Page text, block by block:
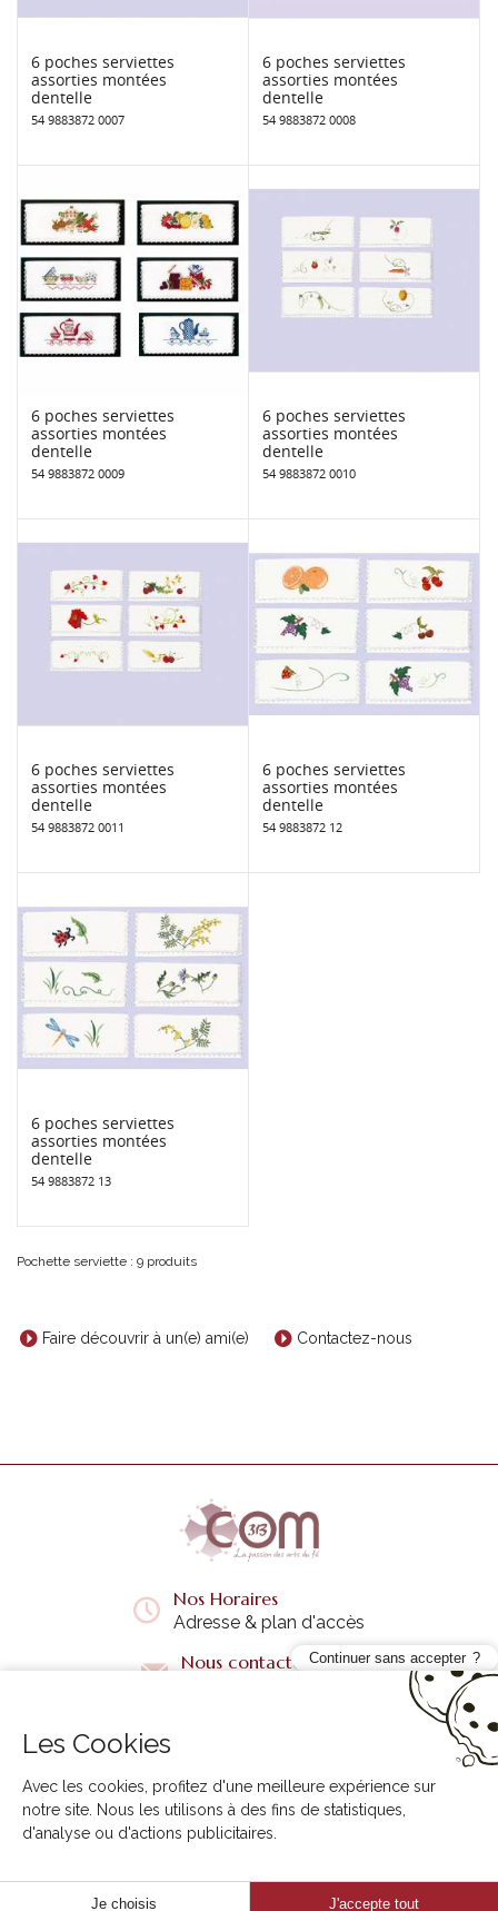
6 poches serviettes
assorties montées
dentelle
54 9883872 0007
6 poches serviettes
assorties montées
dentelle
54 9883872 0008
6 poches serviettes
assorties montées
dentelle
54 9883872 0009
6 poches serviettes
assorties montées
dentelle
54 9883872 0010
6 poches serviettes
assorties montées
dentelle
54 9883872 0011
6 poches serviettes
assorties montées
dentelle
54 9883872 12
6 poches serviettes
assorties montées
dentelle
54 9883872 13
Pochette serviette : 9 produits
Faire découvrir à un(e) ami(e) Contactez-nous
Nos Horaires
Adresse & plan d'accès
Nous contacter
Liens utiles +
Continuer sans accepter
Les Cookies
Avec les cookies, profitez d'une meilleure expérience sur
notre site. Nous les utilisons à des fins de statistiques,
d'analyse ou d'actions publicitaires.
Je choisis J'accepte tout